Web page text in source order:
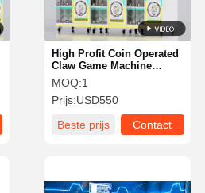
High Profit Coin Operated
Claw Game Machine
Arcade Lucky JP Clip
Vending Machine Grootte
50 62 158Cm Ontworpen
Kinders Game Machine
Voor Familie Fun Centers
En Winkelcentrum
MOQ:1
Prijs:USD550
Beste prijs
Contact